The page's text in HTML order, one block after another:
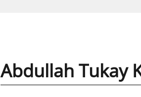
Abdullah Tukay